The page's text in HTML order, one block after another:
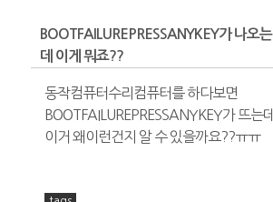
BOOTFAILUREPRESSANYKEY가 나오는
데 이게 뭐죠??
동작컴퓨터수리컴퓨터를 하다보면
BOOTFAILUREPRESSANYKEY가 뜨는데
이거 왜이런건지 알 수 있을까요??ㅠㅠ